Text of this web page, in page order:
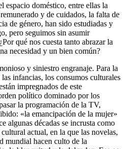
espacio doméstico, entre ellas la
y de cuidados, la falta de
de género, han sido estudiadas y
pero seguimos sin asumir
qué nos cuesta tanto abrazar la
necesidad y un bien común?
y siniestro engranaje. Para la
infancias, los consumos culturales
impregnados de este
político dominado por los
la programación de la TV,
«la emancipación de la mujer»
algunas décadas se incrusta como
actual, en la que las novelas,
mundial hacen culto de la